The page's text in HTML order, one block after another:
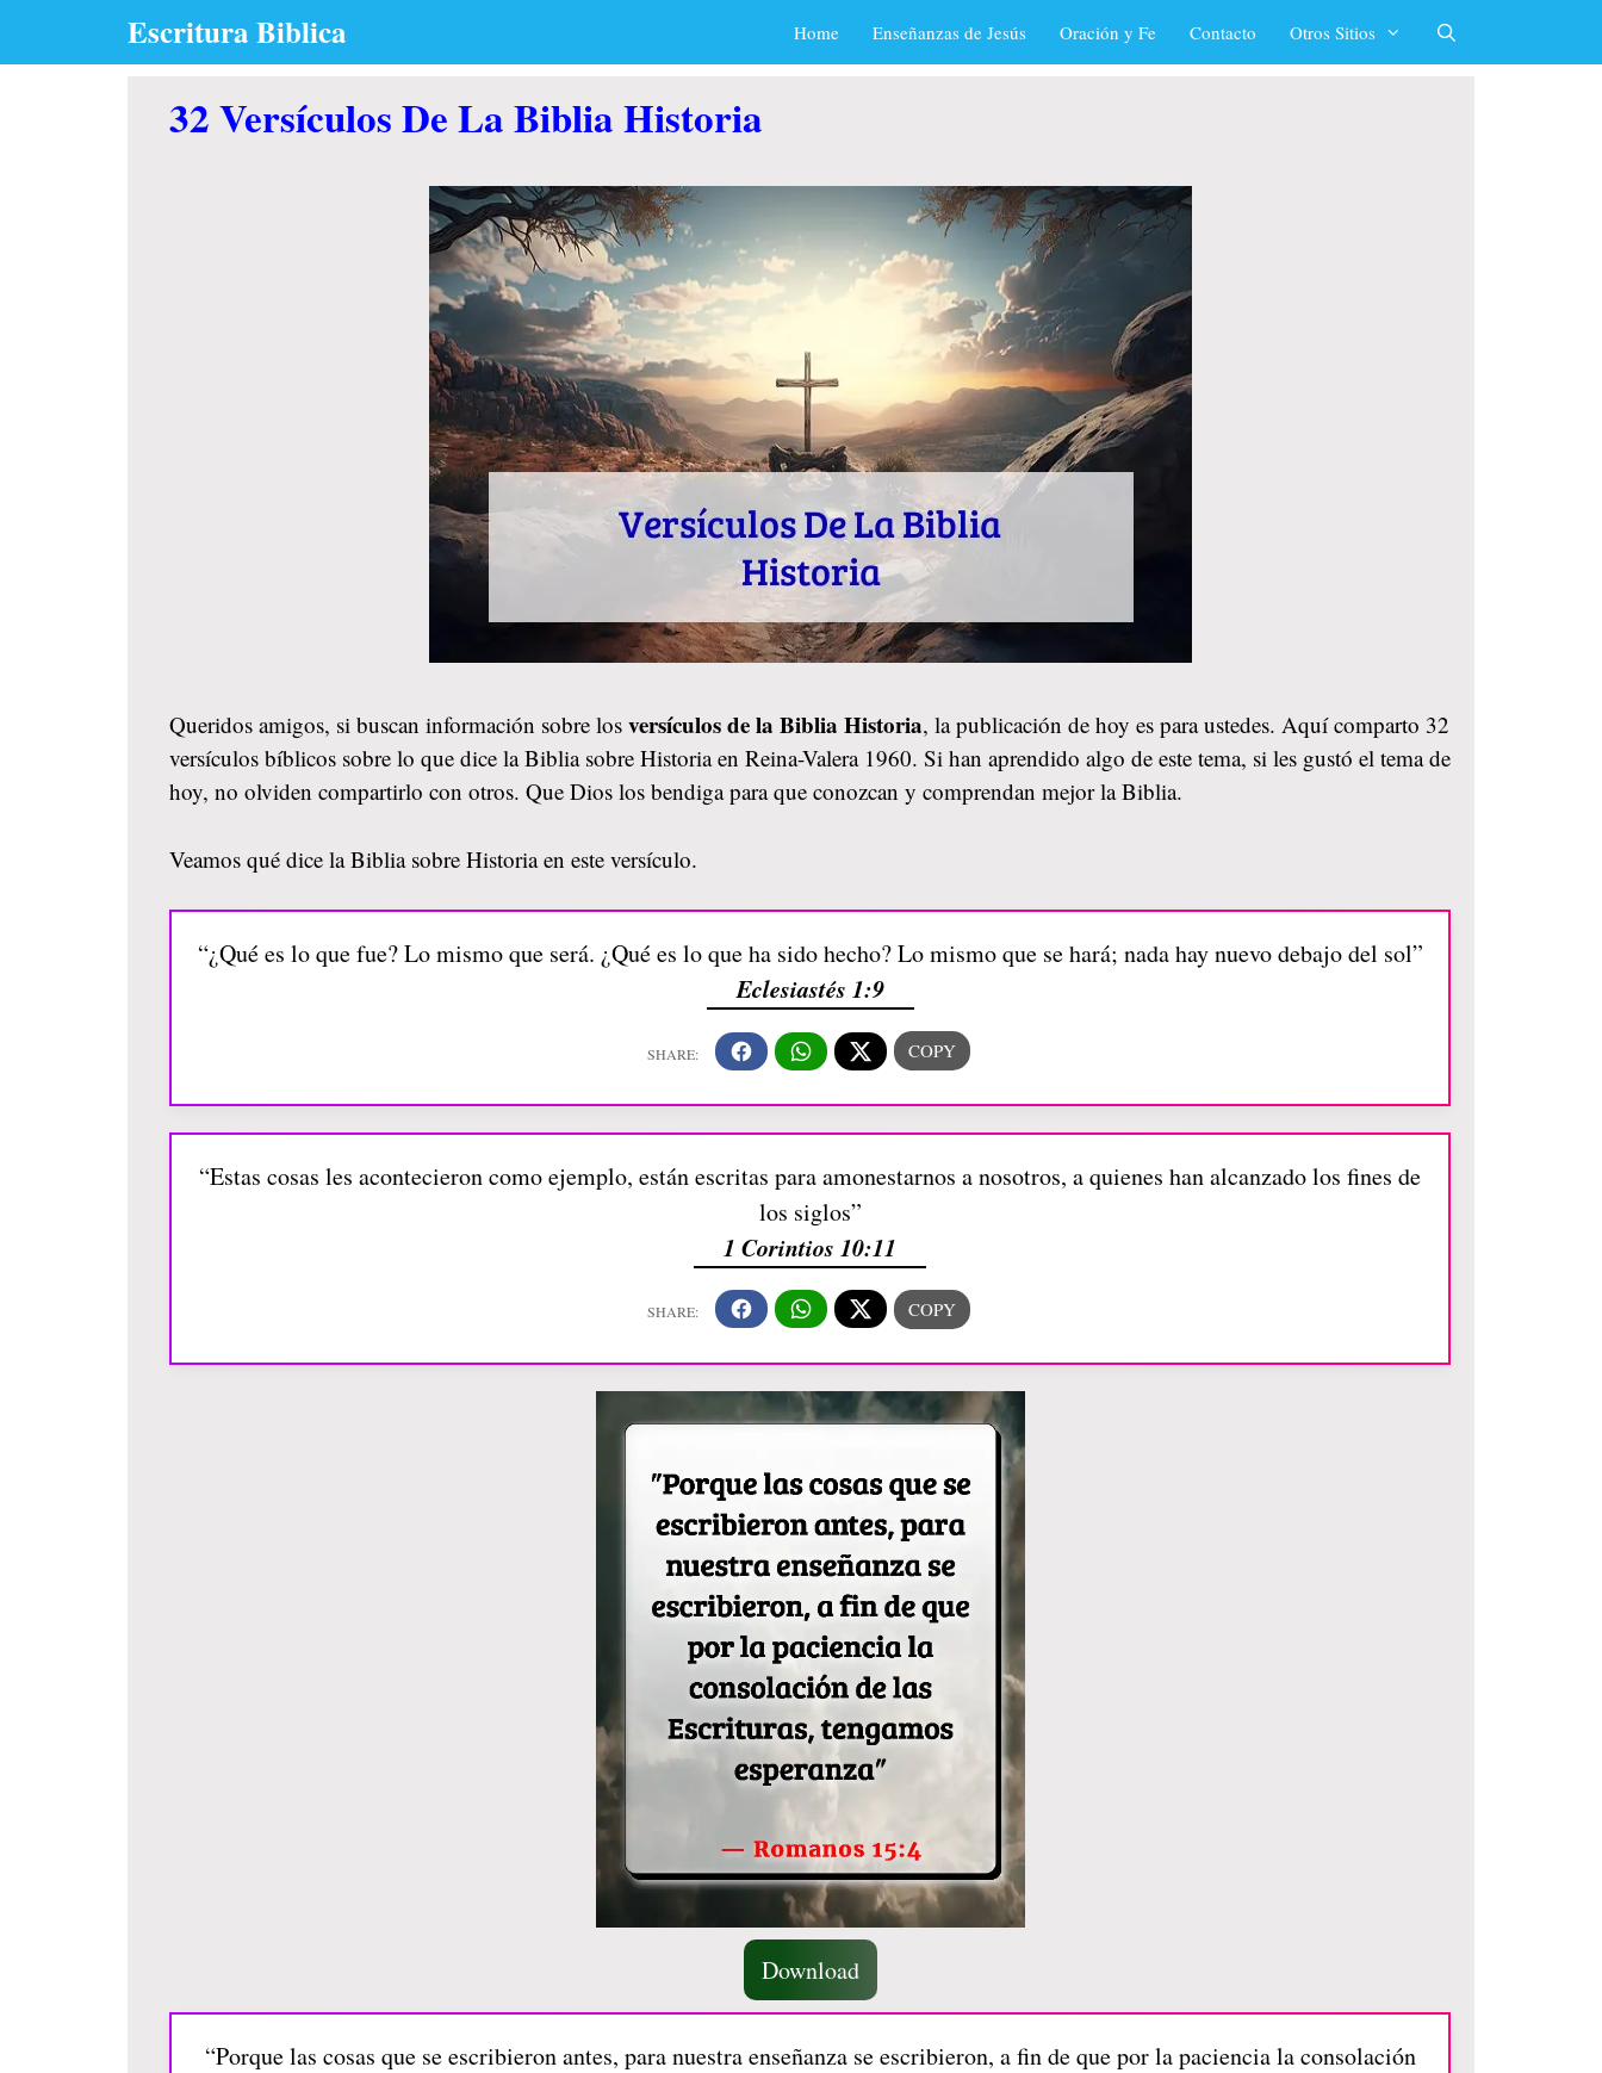
Escritura Biblica Home Enseñanzas de Jesús Oración y Fe Contacto Otros Sitios
32 Versículos De La Biblia Historia
Queridos amigos, si buscan información sobre los versículos de la Biblia Historia, la publicación de hoy es para ustedes. Aquí comparto 32
versículos bíblicos sobre lo que dice la Biblia sobre Historia en Reina-Valera 1960. Si han aprendido algo de este tema, si les gustó el tema de
hoy, no olviden compartirlo con otros. Que Dios los bendiga para que conozcan y comprendan mejor la Biblia.
Veamos qué dice la Biblia sobre Historia en este versículo.
“¿Qué es lo que fue? Lo mismo que será. ¿Qué es lo que ha sido hecho? Lo mismo que se hará; nada hay nuevo debajo del sol”
Eclesiastés 1:9
“Estas cosas les acontecieron como ejemplo, están escritas para amonestarnos a nosotros, a quienes han alcanzado los fines de
los siglos”
1 Corintios 10:11
Download
“Porque las cosas que se escribieron antes, para nuestra enseñanza se escribieron, a fin de que por la paciencia la consolación